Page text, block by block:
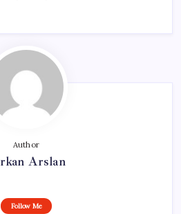
Author
Arslan
Follow Me